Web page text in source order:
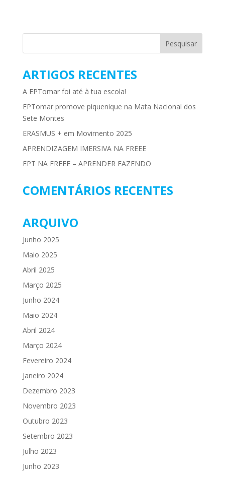
ARTIGOS RECENTES
A EPTomar foi até à tua escola!
EPTomar promove piquenique na Mata Nacional dos
Sete Montes
ERASMUS + em Movimento 2025
APRENDIZAGEM IMERSIVA NA FREEE
EPT NA FREEE – APRENDER FAZENDO
COMENTÁRIOS RECENTES
ARQUIVO
Junho 2025
Maio 2025
Abril 2025
Março 2025
Junho 2024
Maio 2024
Abril 2024
Março 2024
Fevereiro 2024
Janeiro 2024
Dezembro 2023
Novembro 2023
Outubro 2023
Setembro 2023
Julho 2023
Junho 2023